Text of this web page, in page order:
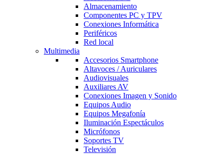
Almacenamiento
Componentes PC y TPV
Conexiones Informática
Periféricos
Red local
Multimedia
Accesorios Smartphone
Altavoces / Auriculares
Audiovisuales
Auxiliares AV
Conexiones Imagen y Sonido
Equipos Audio
Equipos Megafonía
Iluminación Espectáculos
Micrófonos
Soportes TV
Televisión